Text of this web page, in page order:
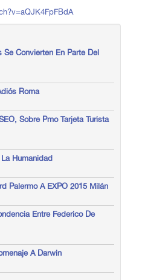
Convierten En Parte Del
Roma
Sobre Pmo Tarjeta Turista
Humanidad
Palermo A EXPO 2015 Milán
Entre Federico De
A Darwin